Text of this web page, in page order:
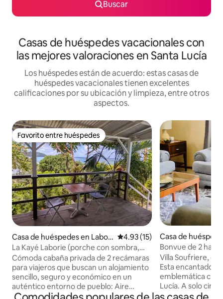
Buscar
Casas de huéspedes vacacionales con
las mejores valoraciones en Santa Lucía
Los huéspedes están de acuerdo: estas casas de
huéspedes vacacionales tienen excelentes
calificaciones por su ubicación y limpieza, entre otros
aspectos.
Favorito entre huéspedes
Favorito entre huéspedes
Casa de huéspedes en Labori
e
Calificación promedio: 4.93 de
4.93 (15)
La Kayé Laborie (porche con sombra,
vista al mar, aire acondicionado, playa)
Cómoda cabaña privada de 2 recámaras
para viajeros que buscan un alojamiento
sencillo, seguro y económico en un
auténtico entorno de pueblo: Aire
acondicionado en el dormitorio 1,
Casa de
ere
Bonvue de 2
Pitons, a poca
y la playa
Villa Soufriere, el
Esta encantadora
emblemática
Lucía. A solo
centro de